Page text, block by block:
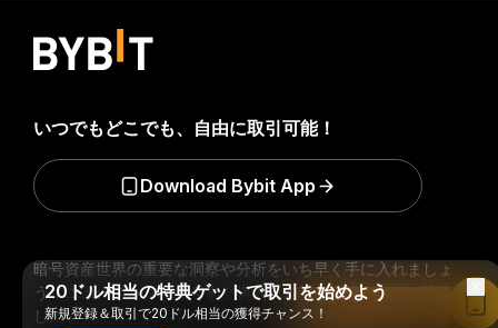
暗号資産世界の重要な洞察や分析をいち早く手に入れましょ
う：ニュースレターを今すぐ購入。すべての投資には、投資
した全額を失うリスクなど、リスクが伴います。そのような
いつでもどこでも、自由に取引可能！
Download Bybit App
20ドル相当の特典ゲットで取引を始めよう
新規登録＆取引で20ドル相当の獲得チャンス！Bybitアプリで読む